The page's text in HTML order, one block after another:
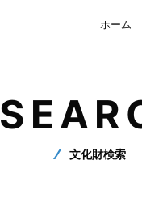
ホーム
文化財検索